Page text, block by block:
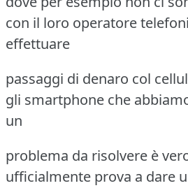
con il loro operatore
effettuare
passaggi di denaro col
gli smartphone che
un
problema da risolvere è
ufficialmente prova a dare